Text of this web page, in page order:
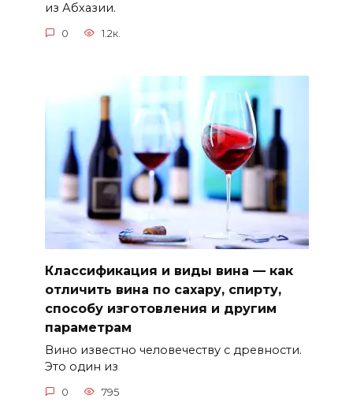
из Абхазии.
0 1.2к.
Классификация и виды вина — как
отличить вина по сахару, спирту,
способу изготовления и другим
параметрам
Вино известно человечеству с древности.
Это один из
0 795